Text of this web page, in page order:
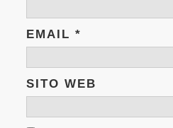
EMAIL*
SITO WEB